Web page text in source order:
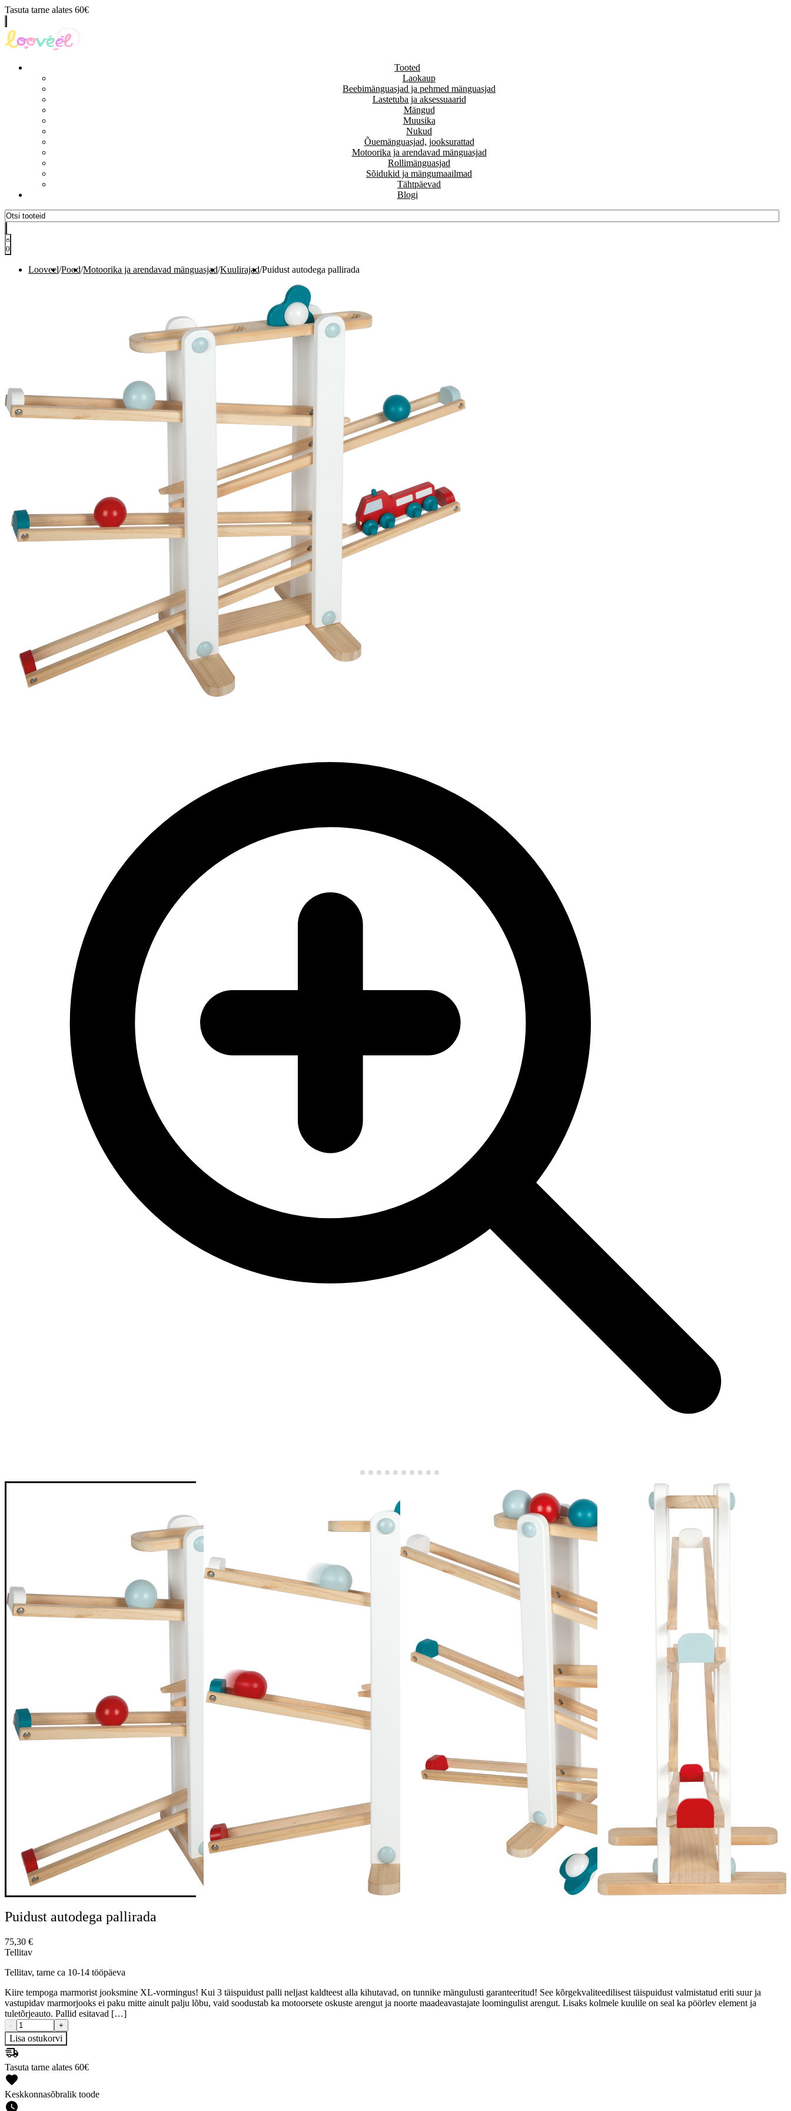
Tasuta tarne alates 60€
Tooted
Laokaup
Beebimänguasjad ja pehmed mänguasjad
Lastetuba ja aksessuaarid
Mängud
Muusika
Nukud
Õuemänguasjad, jooksurattad
Motoorika ja arendavad mänguasjad
Rollimänguasjad
Sõidukid ja mängumaailmad
Tähtpäevad
Blogi
0
Looveel/Pood/Motoorika ja arendavad mänguasjad/Kuulirajad/Puidust autodega pallirada
Puidust autodega pallirada
75,30 €
Tellitav
Tellitav, tarne ca 10-14 tööpäeva
Kiire tempoga marmorist jooksmine XL-vormingus! Kui 3 täispuidust palli neljast kaldteest alla kihutavad, on tunnike mängulusti garanteeritud! See kõrgekvaliteedilisest täispuidust valmistatud eriti suur ja
vastupidav marmorjooks ei paku mitte ainult palju lõbu, vaid soodustab ka motoorsete oskuste arengut ja noorte maadeavastajate loomingulist arengut. Lisaks kolmele kuulile on seal ka pöörlev element ja
tuletõrjeauto. Pallid esitavad […]
- +
Lisa ostukorvi
Tasuta tarne alates 60€
Keskkonnasõbralik toode